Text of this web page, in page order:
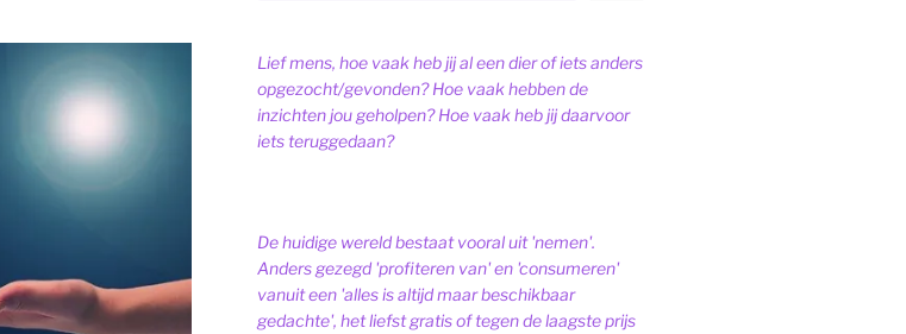
Lief mens, hoe vaak heb jij al een dier of iets anders
opgezocht/gevonden? Hoe vaak hebben de
inzichten jou geholpen? Hoe vaak heb jij daarvoor
iets teruggedaan?
De huidige wereld bestaat vooral uit 'nemen'.
Anders gezegd 'profiteren van' en 'consumeren'
vanuit een 'alles is altijd maar beschikbaar
gedachte', het liefst gratis of tegen de laagste prijs